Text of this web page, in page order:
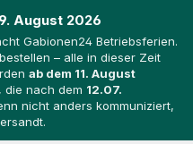
August 2026
Gabionen24 Betriebsferien.
– alle in dieser Zeit
ab dem 11. August
die nach dem 12.07.
nicht anders kommuniziert,